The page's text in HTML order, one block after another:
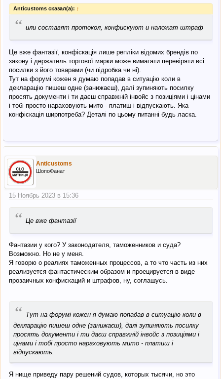
Anticustoms сказал(а): ↑
“ или составят протокол, конфискуют и наложат штраф
Це вже фантазії, конфіскація лише репліки відомих брендів по
закону і держатель торгової марки може вимагати перевіряти всі
посилки з його товарами (чи підробка чи ні).
Тут на форумі кожен я думаю попадав в ситуацію коли в
декларацію пишеш одне (занижаєш), далі зупиняють посилку
просять документи і ти даєш справжній інвойс з позиціями і цінами
і тобі просто нараховують мито - платиш і відпускають. Яка
конфіскація ширпотреба? Деталі по цьому питанні будь ласка.
Anticustoms
ШопоФанат
15 Ноябрь 2023 в 15:36
“ Це вже фантазії
Фантазии у кого? У законодателя, таможенников и суда?
Возможно. Но не у меня.
Я говорю о реалиях таможенных процессов, а то что часть из них
реализуется фантастическим образом и проецируется в виде
прозаичных конфискаций и штрафов, ну, соглашусь.
“ Тут на форумі кожен я думаю попадав в ситуацію коли в
декларацію пишеш одне (занижаєш), далі зупиняють посилку
просять документи і ти даєш справжній інвойс з позиціями і
цінами і тобі просто нараховують мито - платиш і
відпускають.
Я нище приведу пару решений судов, которых тысячи, но это